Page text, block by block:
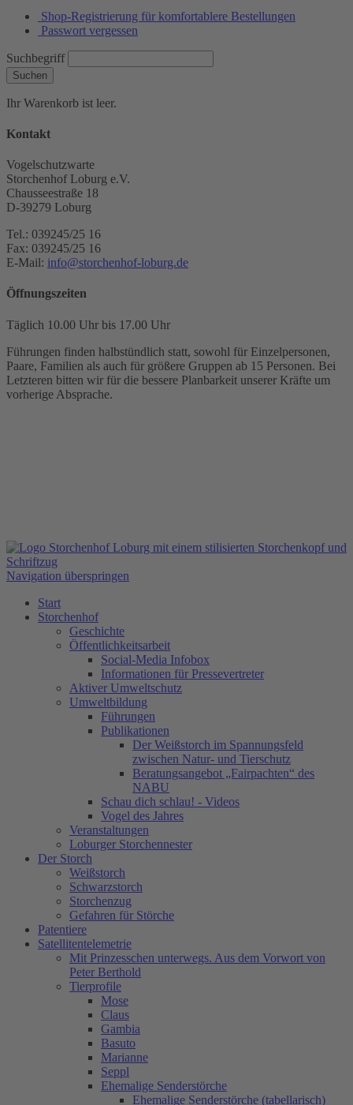
Shop-Registrierung für komfortablere Bestellungen
Passwort vergessen
Suchbegriff
Suchen
Ihr Warenkorb ist leer.
Kontakt
Vogelschutzwarte
Storchenhof Loburg e.V.
Chausseestraße 18
D-39279 Loburg
Tel.: 039245/25 16
Fax: 039245/25 16
E-Mail: info@storchenhof-loburg.de
Öffnungszeiten
Täglich 10.00 Uhr bis 17.00 Uhr
Führungen finden halbstündlich statt, sowohl für Einzelpersonen,
Paare, Familien als auch für größere Gruppen ab 15 Personen. Bei
Letzteren bitten wir für die bessere Planbarkeit unserer Kräfte um
vorherige Absprache.
Navigation überspringen
Start
Storchenhof
Geschichte
Öffentlichkeitsarbeit
Social-Media Infobox
Informationen für Pressevertreter
Aktiver Umweltschutz
Umweltbildung
Führungen
Publikationen
Der Weißstorch im Spannungsfeld
zwischen Natur- und Tierschutz
Beratungsangebot „Fairpachten“ des
NABU
Schau dich schlau! - Videos
Vogel des Jahres
Veranstaltungen
Loburger Storchennester
Der Storch
Weißstorch
Schwarzstorch
Storchenzug
Gefahren für Störche
Patentiere
Satellitentelemetrie
Mit Prinzesschen unterwegs. Aus dem Vorwort von
Peter Berthold
Tierprofile
Mose
Claus
Gambia
Basuto
Marianne
Seppl
Ehemalige Senderstörche
Ehemalige Senderstörche (tabellarisch)